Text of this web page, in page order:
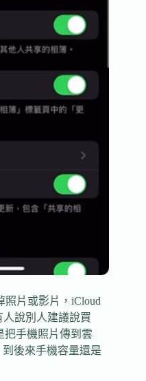
照片或影片，iCloud
人說別人建議說買
把手機照片傳到雲
後來手機容量還是